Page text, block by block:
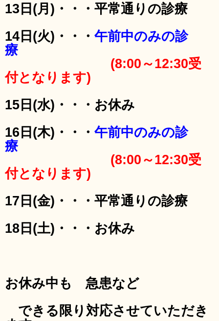
13日(月)・・・平常通りの診療
14日(火)・・・ 午前中のみの診
療
(8:00～12:30受
付となります)
15日(水)・・・お休み
16日(木)・・・ 午前中のみの診
療
(8:00～12:30受
付となります)
17日(金)・・・平常通りの診療
18日(土)・・・お休み
お休み中も 急患など
できる限り対応させていただき